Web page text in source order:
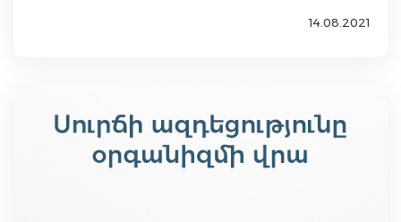
14.08.2021